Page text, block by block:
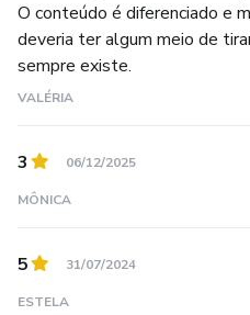
Ganache Limão | Laranja |
Ganache de baunilha
Ganache de pistache | nozes
Ganache cheesecake
O conteúdo é diferenciado e
deveria ter algum meio de
sempre existe.
VALÉRIA
3 06/12/2025
MÔNICA
5 31/07/2024
ESTELA